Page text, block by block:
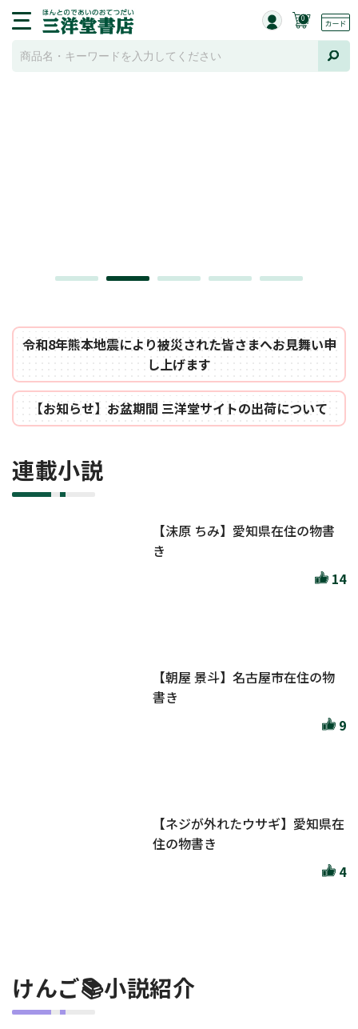
0
令和8年熊本地震により被災された皆さまへお見舞い申
し上げます
【お知らせ】お盆期間 三洋堂サイトの出荷について
連載小説
【沫原 ちみ】愛知県在住の物書
き
14
【朝屋 景斗】名古屋市在住の物
書き
9
【ネジが外れたウサギ】愛知県在
住の物書き
4
けんご📚小説紹介